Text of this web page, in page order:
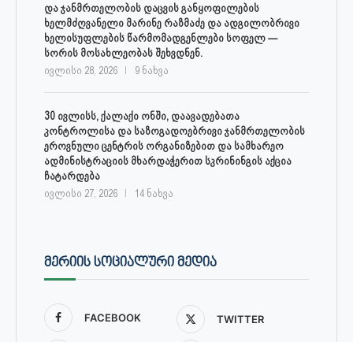
და ჯანმრთელობის დაცვის განყოფილების
ხელმძღვანელი მარინე რაზმაძე და ადგილობრივი
ხელისუფლების წარმომადგენლები სოფელ —
სორის მოსახლეობას შეხვდნენ.
ივლისი 28, 2026 9 ნახვა
30 ივლისს, ქალაქი ონში, დაავადებათა
კონტროლისა და საზოგადოებრივი ჯანმრთელობის
ეროვნული ცენტრის ორგანიზებით და სამხარეო
ადმინისტრაციის მხარდაჭერით სკრინინგის აქცია
ჩატარდება
ივლისი 27, 2026 14 ნახვა
ᲛᲔᲠᲘᲘᲡ ᲡᲝᲪᲘᲐᲚᲣᲠᲘ ᲛᲔᲓᲘᲐ
FACEBOOK TWITTER